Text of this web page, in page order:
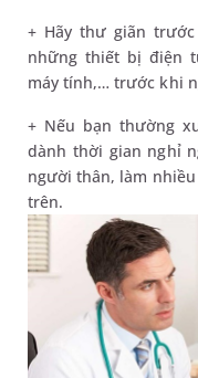
+ Hãy thư giãn
những thiết bị điện
máy tính,… trước khi
+ Nếu bạn thường
dành thời gian nghỉ
người thân, làm
trên.